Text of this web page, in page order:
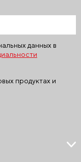
данных в
продуктах и